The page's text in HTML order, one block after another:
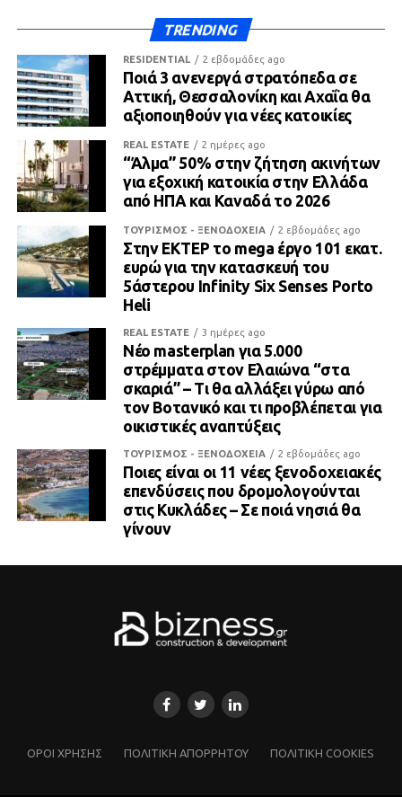
TRENDING
RESIDENTIAL 2 εβδομάδες ago
Ποιά 3 ανενεργά στρατόπεδα σε
Αττική, Θεσσαλονίκη και Αχαΐα θα
αξιοποιηθούν για νέες κατοικίες
REAL ESTATE 2 ημέρες ago
“Άλμα” 50% στην ζήτηση ακινήτων
για εξοχική κατοικία στην Ελλάδα
από ΗΠΑ και Καναδά το 2026
ΤΟΥΡΙΣΜΟΣ - ΞΕΝΟΔΟΧΕΙΑ 2 εβδομάδες ago
Στην ΕΚΤΕΡ το mega έργο 101 εκατ.
ευρώ για την κατασκευή του
5άστερου Infinity Six Senses Porto
Heli
REAL ESTATE 3 ημέρες ago
Νέο masterplan για 5.000
στρέμματα στον Ελαιώνα “στα
σκαριά” – Τι θα αλλάξει γύρω από
τον Βοτανικό και τι προβλέπεται για
οικιστικές αναπτύξεις
ΤΟΥΡΙΣΜΟΣ - ΞΕΝΟΔΟΧΕΙΑ 2 εβδομάδες ago
Ποιες είναι οι 11 νέες ξενοδοχειακές
επενδύσεις που δρομολογούνται
στις Κυκλάδες – Σε ποιά νησιά θα
γίνουν
ΌΡΟΙ ΧΡΗΣΗΣ ΠΟΛΙΤΙΚΗ ΑΠΟΡΡΗΤΟΥ ΠΟΛΙΤΙΚΗ COOKIES